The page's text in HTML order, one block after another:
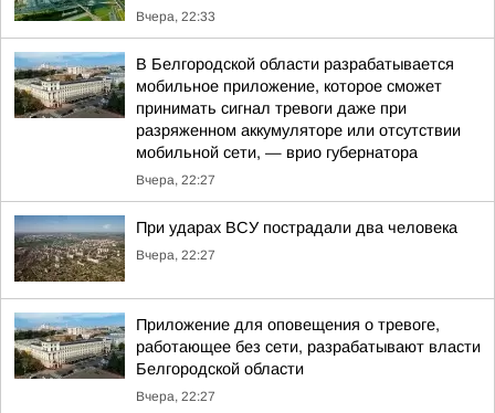
Вчера, 22:33
В Белгородской области разрабатывается
мобильное приложение, которое сможет
принимать сигнал тревоги даже при
разряженном аккумуляторе или отсутствии
мобильной сети, — врио губернатора
Вчера, 22:27
При ударах ВСУ пострадали два человека
Вчера, 22:27
Приложение для оповещения о тревоге,
работающее без сети, разрабатывают власти
Белгородской области
Вчера, 22:27